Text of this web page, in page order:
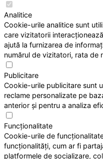
Analitice
Cookie-urile analitice sunt
care vizitatorii
ajută la furnizarea de
numărul de vizitatori, rata de
Publicitare
Cookie-urile publicitare sunt
reclame personalizate pe
anterior și pentru a analiza
Funcționalitate
Cookie-urile de
funcționalități, cum ar fi
platformele de socializare,